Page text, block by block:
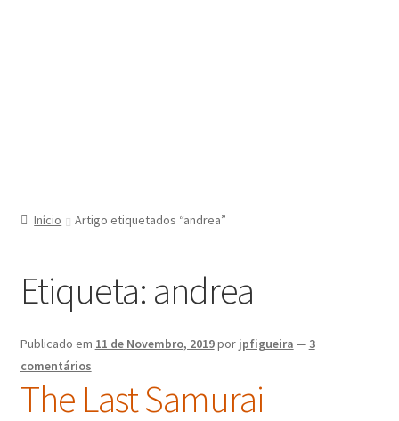
Início Artigo etiquetados “andrea”
Etiqueta: andrea
Publicado em 11 de Novembro, 2019por jpfigueira — 3
comentários
The Last Samurai